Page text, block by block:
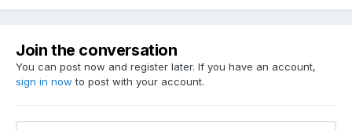
Join the conversation
You can post now and register later. If you have an account,
sign in now to post with your account.